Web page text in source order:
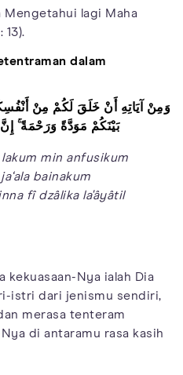
Mengetahui lagi Maha
13).
dalam
وَمِنْ آيَاتِهِ أَنْ خَلَقَ لَكُمْ مِنْ
بَيْنَكُمْ مَوَدَّةً وَرَحْمَةً
min anfusikum
bainakum
fî dzâlika la'âyâtil
kekuasaan-Nya ialah Dia
istri dari jenismu sendiri,
merasa tenteram
di antaramu rasa kasih